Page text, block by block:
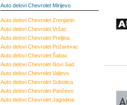
Auto delovi Chevrolet Mirijevo
Auto delovi Chevrolet Zrenjanin
Auto delovi Chevrolet Vršac
Auto delovi Chevrolet Preljina
Auto delovi Chevrolet Požarevac
Auto delovi Chevrolet Šabac
Auto delovi Chevrolet Novi Sad
Auto delovi Chevrolet Valjevo
Auto delovi Chevrolet Subotica
Auto delovi Chevrolet Pančevo
Auto delovi Chevrolet Jagodina